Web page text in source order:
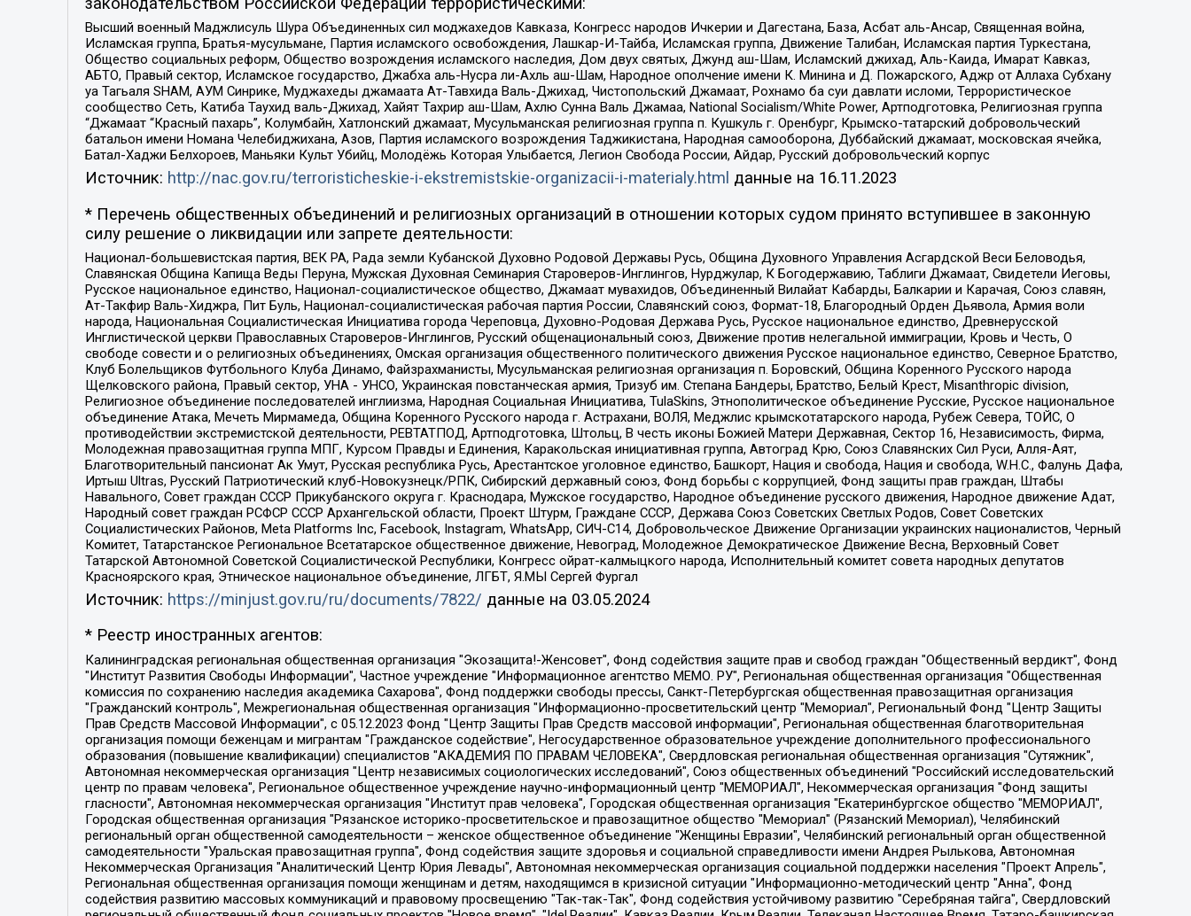
Высший военный Маджлисуль Шура Объединенных сил моджахедов Кавказа, Конгресс народов Ичкерии и Дагестана, База, Асбат аль-Ансар, Священная война,
Исламская группа, Братья-мусульмане, Партия исламского освобождения, Лашкар-И-Тайба, Исламская группа, Движение Талибан, Исламская партия Туркестана,
Общество социальных реформ, Общество возрождения исламского наследия, Дом двух святых, Джунд аш-Шам, Исламский джихад, Аль-Каида, Имарат Кавказ,
АБТО, Правый сектор, Исламское государство, Джабха аль-Нусра ли-Ахль аш-Шам, Народное ополчение имени К. Минина и Д. Пожарского, Аджр от Аллаха Субхану
уа Тагьаля SHAM, АУМ Синрике, Муджахеды джамаата Ат-Тавхида Валь-Джихад, Чистопольский Джамаат, Рохнамо ба суи давлати исломи, Террористическое
сообщество Сеть, Катиба Таухид валь-Джихад, Хайят Тахрир аш-Шам, Ахлю Сунна Валь Джамаа, National Socialism/White Power, Артподготовка, Религиозная группа
“Джамаат “Красный пахарь”, Колумбайн, Хатлонский джамаат, Мусульманская религиозная группа п. Кушкуль г. Оренбург, Крымско-татарский добровольческий
батальон имени Номана Челебиджихана, Азов, Партия исламского возрождения Таджикистана, Народная самооборона, Дуббайский джамаат, московская ячейка,
Батал-Хаджи Белхороев, Маньяки Культ Убийц, Молодёжь Которая Улыбается, Легион Свобода России, Айдар, Русский добровольческий корпус
Источник: http://nac.gov.ru/terroristicheskie-i-ekstremistskie-organizacii-i-materialy.html данные на 16.11.2023
* Перечень общественных объединений и религиозных организаций в отношении которых судом принято вступившее в законную
силу решение о ликвидации или запрете деятельности:
Национал-большевистская партия, ВЕК РА, Рада земли Кубанской Духовно Родовой Державы Русь, Община Духовного Управления Асгардской Веси Беловодья,
Славянская Община Капища Веды Перуна, Мужская Духовная Семинария Староверов-Инглингов, Нурджулар, К Богодержавию, Таблиги Джамаат, Свидетели Иеговы,
Русское национальное единство, Национал-социалистическое общество, Джамаат мувахидов, Объединенный Вилайат Кабарды, Балкарии и Карачая, Союз славян,
Ат-Такфир Валь-Хиджра, Пит Буль, Национал-социалистическая рабочая партия России, Славянский союз, Формат-18, Благородный Орден Дьявола, Армия воли
народа, Национальная Социалистическая Инициатива города Череповца, Духовно-Родовая Держава Русь, Русское национальное единство, Древнерусской
Инглистической церкви Православных Староверов-Инглингов, Русский общенациональный союз, Движение против нелегальной иммиграции, Кровь и Честь, О
свободе совести и о религиозных объединениях, Омская организация общественного политического движения Русское национальное единство, Северное Братство,
Клуб Болельщиков Футбольного Клуба Динамо, Файзрахманисты, Мусульманская религиозная организация п. Боровский, Община Коренного Русского народа
Щелковского района, Правый сектор, УНА - УНСО, Украинская повстанческая армия, Тризуб им. Степана Бандеры, Братство, Белый Крест, Misanthropic division,
Религиозное объединение последователей инглиизма, Народная Социальная Инициатива, TulaSkins, Этнополитическое объединение Русские, Русское национальное
объединение Атака, Мечеть Мирмамеда, Община Коренного Русского народа г. Астрахани, ВОЛЯ, Меджлис крымскотатарского народа, Рубеж Севера, ТОЙС, О
противодействии экстремистской деятельности, РЕВТАТПОД, Артподготовка, Штольц, В честь иконы Божией Матери Державная, Сектор 16, Независимость, Фирма,
Молодежная правозащитная группа МПГ, Курсом Правды и Единения, Каракольская инициативная группа, Автоград Крю, Союз Славянских Сил Руси, Алля-Аят,
Благотворительный пансионат Ак Умут, Русская республика Русь, Арестантское уголовное единство, Башкорт, Нация и свобода, Нация и свобода, W.H.С., Фалунь Дафа,
Иртыш Ultras, Русский Патриотический клуб-Новокузнецк/РПК, Сибирский державный союз, Фонд борьбы с коррупцией, Фонд защиты прав граждан, Штабы
Навального, Совет граждан СССР Прикубанского округа г. Краснодара, Мужское государство, Народное объединение русского движения, Народное движение Адат,
Народный совет граждан РСФСР СССР Архангельской области, Проект Штурм, Граждане СССР, Держава Союз Советских Светлых Родов, Совет Советских
Социалистических Районов, Meta Platforms Inc, Facebook, Instagram, WhatsApp, СИЧ-С14, Добровольческое Движение Организации украинских националистов, Черный
Комитет, Татарстанское Региональное Всетатарское общественное движение, Невоград, Молодежное Демократическое Движение Весна, Верховный Совет
Татарской Автономной Советской Социалистической Республики, Конгресс ойрат-калмыцкого народа, Исполнительный комитет совета народных депутатов
Красноярского края, Этническое национальное объединение, ЛГБТ, Я.МЫ Сергей Фургал
Источник: https://minjust.gov.ru/ru/documents/7822/ данные на 03.05.2024
* Реестр иностранных агентов:
Калининградская региональная общественная организация "Экозащита!-Женсовет", Фонд содействия защите прав и свобод граждан "Общественный вердикт", Фонд "Институт Развития Свободы Информации", Частное учреждение "Информационное агентство МЕМО. РУ", Региональная общественная организация "Общественная комиссия по сохранению наследия академика Сахарова", Фонд поддержки свободы прессы, Санкт-Петербургская общественная правозащитная организация "Гражданский контроль", Межрегиональная общественная организация "Информационно-просветительский центр "Мемориал", Региональный Фонд "Центр Защиты Прав Средств Массовой Информации", с 05.12.2023 Фонд "Центр Защиты Прав Средств массовой информации", Региональная общественная благотворительная организация помощи беженцам и мигрантам "Гражданское содействие", Негосударственное образовательное учреждение дополнительного профессионального образования (повышение квалификации) специалистов "АКАДЕМИЯ ПО ПРАВАМ ЧЕЛОВЕКА", Свердловская региональная общественная организация "Сутяжник", Автономная некоммерческая организация "Центр независимых социологических исследований", Союз общественных объединений "Российский исследовательский центр по правам человека", Региональное общественное учреждение научно-информационный центр "МЕМОРИАЛ", Некоммерческая организация "Фонд защиты гласности", Автономная некоммерческая организация "Институт прав человека", Городская общественная организация "Екатеринбургское общество "МЕМОРИАЛ", Городская общественная организация "Рязанское историко-просветительское и правозащитное общество "Мемориал" (Рязанский Мемориал), Челябинский региональный орган общественной самодеятельности – женское общественное объединение "Женщины Евразии", Челябинский региональный орган общественной самодеятельности "Уральская правозащитная группа", Фонд содействия защите здоровья и социальной справедливости имени Андрея Рылькова, Автономная Некоммерческая Организация "Аналитический Центр Юрия Левады", Автономная некоммерческая организация социальной поддержки населения "Проект Апрель", Региональная общественная организация помощи женщинам и детям, находящимся в кризисной ситуации "Информационно-методический центр "Анна", Фонд содействия развитию массовых коммуникаций и правовому просвещению "Так-так-Так", Фонд содействия устойчивому развитию "Серебряная тайга", Свердловский региональный общественный фонд социальных проектов "Новое время", "Idel.Реалии", Кавказ.Реалии, Крым.Реалии, Телеканал Настоящее Время, Татаро-башкирская служба Радио Свобода (Azatliq Radiosi), Радио Свободная Европа/Радио Свобода (PCE/PC), "Сибирь.Реалии", "Фактограф", Благотворительный фонд помощи осужденным и их семьям, Автономная некоммерческая организация "Институт глобализации и социальных движений", Фонд "В защиту прав заключенных", Частное учреждение "Центр поддержки и содействия развитию средств массовой информации", Пензенский региональный общественный благотворительный фонд "Гражданский союз", "Север.Реалии", Некоммерческая организация Фонд "Правовая инициатива", Общество с ограниченной ответственностью "Радио Свободная Европа/Радио Свобода", Чешское информационное агентство "MEDIUM-ORIENT", Красноярская региональная общественная организация "Мы против СПИДа", Камалягин Денис Николаевич, Маркелов Сергей Евгеньевич, Пономарев Лев Александрович, Савицкая Людмила Алексеевна, Автономная некоммерческая организация "Центр по работе с проблемой насилия "НАСИЛИЮ.НЕТ", Межрегиональный профессиональный союз работников здравоохранения "Альянс врачей", Юридическое лицо, зарегистрированное в Латвийской Республике, SIA "Medusa Project" (регистрационный номер 40103797863, дата регистрации 10.06.2014), Некоммерческая организация "Фонд по борьбе с коррупцией", Автономная некоммерческая организация "Институт права и публичной политики", Баданин Роман Сергеевич, Гликин Максим Александрович, Железнова Мария Михайловна, Лукьянова Юлия Сергеевна, Маетная Елизавета Витальевна, Маняхин Петр Борисович, Чуракова Ольга Владимировна, Ярош Юлия Петровна, Юридическое лицо "The Insider SIA", зарегистрированное в Риге, Латвийская Республика (дата регистрации 26.06.2015), являющееся администратором доменного имени интернет-издания "The Insider SIA", https://theins.ru, Постернак Алексей Евгеньевич, Рубин Михаил Аркадьевич, Анин Роман Александрович, Юридическое лицо Istories fonds, зарегистрированное в Латвийской Республике (регистрационный номер 50008295751, дата регистрации 24.02.2020), Великовский Дмитрий Александрович, Долинина Ирина Николаевна, Мароховская Алеся Алексеевна, Шлейнов Роман Юрьевич, Шмагун Олеся Валентиновна, Общество с ограниченной ответственностью "Альтаир 2021", Общество с ограниченной ответственностью "Вега 2021", Общество с ограниченной ответственностью "Главный редактор 2021", Общество с ограниченной ответственностью "Ромашки монолит", Важенков Артем Валерьевич, Ивановская областная общественная организация "Центр гендерных исследований", Гурман Юрий Альбертович, Медиапроект "ОВД-Инфо", Егоров Владимир Владимирович, Жилинский Владимир Александрович, Общество с ограниченной ответственностью "ЗП", Иванова София Юрьевна, Карезина Инна Павловна, Кильтау Екатерина Викторовна, Петров Алексей Викторович, Пискунов Сергей Евгеньевич, Смирнов Сергей Сергеевич, Тихонов Михаил Сергеевич, Общество с ограниченной ответственностью "ЖУРНАЛИСТ-ИНОСТРАННЫЙ АГЕНТ", Арапова Галина Юрьевна, Вольтская Татьяна Анатольевна, Американская компания "Mason G.E.S. Anonymous Foundation" (США), являющаяся владельцем интернет-издания https://mnews.world/, Компания "Stichting Bellingcat", зарегистрированная в Нидерландах (дата регистрации 11.07.2018), Захаров Андрей Вячеславович, Клепиковская Екатерина Дмитриевна, Общество с ограниченной ответственностью "МЕМО", Перл Роман Александрович, Симонов Евгений Алексеевич, Соловьева Елена Анатольевна, Сотников Даниил Владимирович, Сурначева Елизавета Дмитриевна, Автономная некоммерческая организация по защите прав человека и информированию населения "Якутия – Наше Мнение", Общество с ограниченной ответственностью "Москоу диджитал медиа", с 26.01.2023 Общество с ограниченной ответственностью "Чайка Белые сады", Ветошкина Валерия Валерьевна, Заговора Максим Александрович, Межрегиональное общественное движение "Российская ЛГБТ - сеть", Оленичев Максим Владимирович, Павлов Иван Юрьевич, Скворцова Елена Сергеевна, Общество с ограниченной ответственностью "Как бы инагент", Кочетков Игорь Викторович, Общество с ограниченной ответственностью "Честные выборы", Еланчик Олег Александрович, Общество с ограниченной ответственностью "Нобелевский призыв", Гималова Регина Эмилевна, Григорьев Андрей Валерьевич, Григорьева Алина Александровна, Ассоциация по содействию защите прав призывников, альтернативнослужащих и военнослужащих "Правозащитная группа "Гражданин.Армия.Право", Хисамова Регина Фаритовна, Автономная некоммерческая организация по реализации социально-правовых программ "Лилит", Дальневосточное общественное движение "Маяк", Санкт-Петербургская ЛГБТ-инициативная группа "Выход", Инициативная группа ЛГБТ+ "Реверс", Алексеев Андрей Викторович, Бекбулатова Таисия Львовна, Беляев Иван Михайлович, Владыкина Елена Сергеевна, Гельман Марат Александрович, Никульшина Вероника Юрьевна, Толоконникова Надежда Андреевна, Шендерович Виктор Анатольевич, Общество с ограниченной ответственностью "Данное сообщение", Общество с ограниченной ответственностью Издательский дом "Новая глава", Айнбиндер Александра Александровна, Московский комьюнити-центр для ЛГБТ+инициатив, Благотворительный фонд развития филантропии, Deutsche Welle (Германия, Kurt-Schumacher-Strasse 3, 53113 Bonn), Борзунова Мария Михайловна, Воробьев Виктор Викторович, Голубева Анна Львовна, Константинова Алла Михайловна, Малкова Ирина Владимировна, Мурадов Мурад Абдулгалимович, Осетинская Елизавета Николаевна, Понасенков Евгений Николаевич, Ганапольский Матвей Юрьевич, Киселев Евгений Алексеевич, Борухович Ирина Григорьевна, Дремин Иван Тимофеевич, Дубровский Дмитрий Викторович, Красноярская региональная общественная организация поддержки и развития альтернативных образовательных технологий и межкультурных коммуникаций "ИНТЕРРА", Маяковская Екатерина Алексеевна, Фейгин Марк Захарович, Филимонов Андрей Викторович, Дзугкоева Регина Николаевна, Доброхотов Роман Александрович, Дудь Юрий Александрович, Елкин Сергей Владимирович, Кругликов Кирилл Игоревич, Сабунаева Мария Леонидовна, Семенов Алексей Владимирович, Шаинян Карен Багратович, Шульман Екатерина Михайловна, Асафьев Артур Валерьевич, Вахштайн Виктор Семенович, Венедиктов Алексей Алексеевич, Лушникова Екатерина Евгеньевна, Волков Леонид Михайлович, Невзоров Александр Глебович, Пархоменко Сергей Борисович, Сироткин Ярослав Николаевич, Кара-Мурза Владимир Владимирович, Баранова Наталья Владимировна, Гозман Леонид Яковлевич, Кагарлицкий Борис Юльевич, Климарев Михаил Валерьевич, Милов Владимир Станиславович, Автономная некоммерческая организация Краснодарский центр современного искусства "Типография", Моргенштерн Алишер Тагирович, Соболь Любовь Эдуардовна, Общество с ограниченной ответственностью "ЛИЗА НОРМ", Каспаров Гарри Кимович, Ходорковский Михаил Борисович, Общество с ограниченной ответственностью "Апрельские тезисы", Данилович Ирина Брониславовна, Кашин Олег Владимирович, Петров Николай Владимирович, Пивоваров Алексей Владимирович, Соколов Михаил Владимирович, Цветкова Юлия Владимировна, Чичваркин Евгений Александрович, Комитет против пыток/Команда против пыток, Общество с ограниченной ответственностью "Первый научный", Общество с ограниченной ответственностью "Вертолет и ко", Белоцерковская Вероника Борисовна, Кац Максим Евгеньевич, Лазарева Татьяна Юрьевна, Шаведдинов Руслан Табризович, Яшин Илья Валерьевич, Общество с ограниченной ответственностью "Иноагент ААВ", Алешковский Дмитрий Петрович, Альбац Евгения Марковна, Быков Дмитрий Львович, Галямина Юлия Евгеньевна, Лойко Сергей Леонидович, Мартынов Кирилл Константинович, Медведев Сергей Александрович, Крашенинников Федор Геннадиевич, Гордеева Катерина Вл